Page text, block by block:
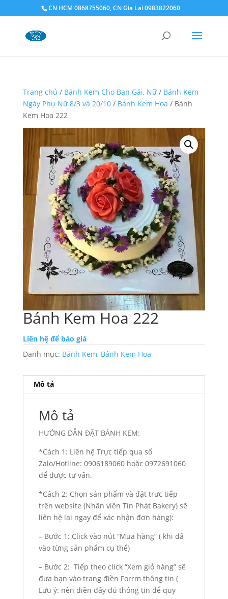
CN HCM 0868755060, CN Gia Lai 0983822060
Trang chủ / Bánh Kem Cho Bạn Gái, Nữ/ Bánh Kem
Ngày Phụ Nữ 8/3 và 20/10/ Bánh Kem Hoa / Bánh
Kem Hoa 222
Bánh Kem Hoa 222
Liên hệ để báo giá
Danh mục: Bánh Kem, Bánh Kem Hoa
Mô tả
Mô tả
HƯỚNG DẪN ĐẶT BÁNH KEM:
*Cách 1: Liên hệ Trực tiếp qua số
Zalo/Hotline: 0906189060 hoặc 0972691060
để được tư vấn.
*Cách 2: Chọn sản phẩm và đặt trưc tiếp
trên website (Nhân viên Tín Phát Bakery) sẽ
liên hệ lại ngay để xác nhận đơn hàng):
– Bước 1: Click vào nút “Mua hàng” ( khi đã
vào từng sản phẩm cụ thể)
– Bước 2: Tiếp theo click “Xem giỏ hàng” sẽ
đưa bạn vào trang điền Forrm thông tin (
Lưu ý: nên điền đầy đủ thông tin để quy